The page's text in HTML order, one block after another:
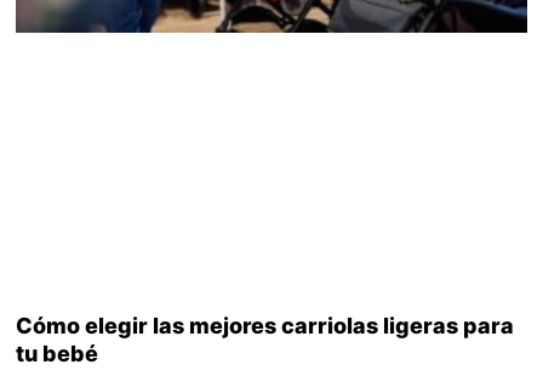
Cómo elegir las mejores carriolas ligeras para
tu bebé